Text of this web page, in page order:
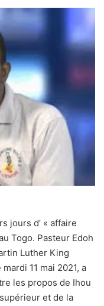
jours d’ « affaire
Togo. Pasteur Edoh
Luther King
11 mai 2021, a
les propos de Ihou
et de la